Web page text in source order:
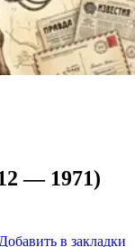
— 1971)
Добавить в закладки